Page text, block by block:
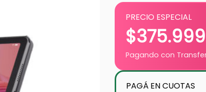
PRECIO ESPECIAL
$375.999
Pagando con
PAGÁ EN CUOTAS